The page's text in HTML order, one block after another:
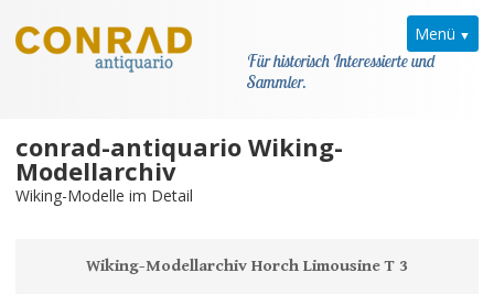
Für historisch Interessierte und
Sammler.
Home
News
Menü
conrad-antiquario Wiking-
Modellarchiv
Wiking-Modelle im Detail
Wiking-Modellarchiv Horch Limousine T 3